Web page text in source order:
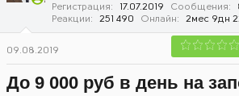
а
л
а
Регистрация 17.07.2019 Сообщения
Реакции
251 490 Онлайн 2мес 9дн
09.08.2019
До 9 000 руб в день на